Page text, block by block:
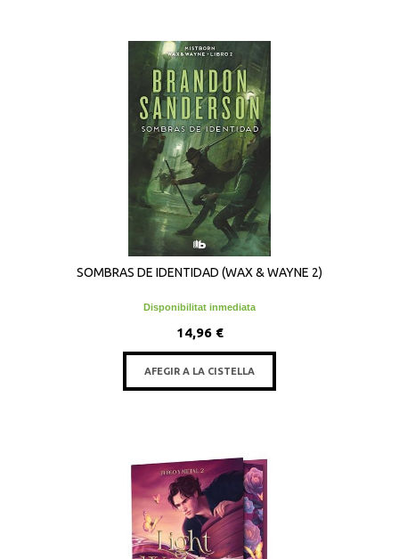
SOMBRAS DE IDENTIDAD (WAX & WAYNE 2)
Disponibilitat inmediata
14,96 €
AFEGIR A LA CISTELLA